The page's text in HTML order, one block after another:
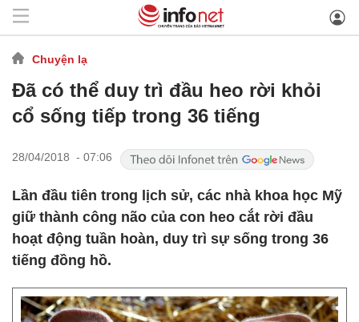
Chuyện lạ
Đã có thể duy trì đầu heo rời khỏi
cổ sống tiếp trong 36 tiếng
28/04/2018 - 07:06
Lần đầu tiên trong lịch sử, các nhà khoa học Mỹ
giữ thành công não của con heo cắt rời đầu
hoạt động tuần hoàn, duy trì sự sống trong 36
tiếng đồng hồ.